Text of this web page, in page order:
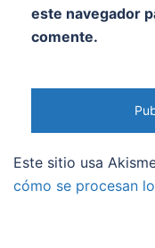
este navegador
comente.
Este sitio usa
cómo se procesan